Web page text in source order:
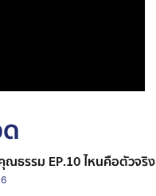
ณธรรม EP.10 ไหนคือตัวจริง